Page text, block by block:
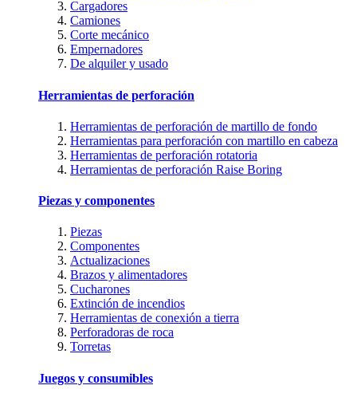
Cargadores
Camiones
Corte mecánico
Empernadores
De alquiler y usado
Herramientas de perforación
Herramientas de perforación de martillo de fondo
Herramientas para perforación con martillo en cabeza
Herramientas de perforación rotatoria
Herramientas de perforación Raise Boring
Piezas y componentes
Piezas
Componentes
Actualizaciones
Brazos y alimentadores
Cucharones
Extinción de incendios
Herramientas de conexión a tierra
Perforadoras de roca
Torretas
Juegos y consumibles